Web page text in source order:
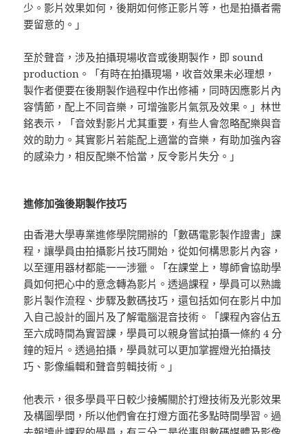
少。影片效果如何，後期如何修正影片等，也是拍攝者需
要留意的。」
至於聲音，涉及拍攝現場收音或後期製作，即 sound
production。「有時在拍攝現場，收音效果未必理想，
製作者便要在後期製作過程中作出修補，同時因應影片內
容情節，配上不同音樂，可增強影片氣氛及效果。」林世
銘表示，「音效對影片尤其重要，有些人會忽略配樂與音
效的助力。其實影片若能配上適當的音樂，有助加強內容
的感染力，相反配樂不恰當，反令影片失分。」
進修加強後期製作技巧
由香港大學專業進修學院開辦的「數碼電影製作證書」課
程，讓學員由拍攝影片技巧開始，從如何構思影片內容，
以至運用器材都能一一涉獵。「在課堂上，導師會協助學
員如何把心中的意念轉為影片。透過課程，學員可以熟識
影片製作流程、步驟及數碼技巧，還包括如何在影片中加
入自己設計的圖片及了解電腦混音技術。「課程內容佔五
至六成時間為實習課，學員可以親身嘗試拍攝一條約 4 分
鐘的短片。透過拍攝，學員就可以更加掌握燈光拍攝技
巧、影像編輯和聲音剪輯技術。」
他表示，很多學員平日較少接觸關於打燈技術及光影效果
及構圖學問，所以他們會在打燈方面花多點時間學習。過